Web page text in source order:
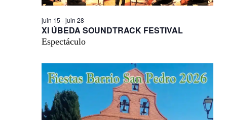
XI ÚBEDA SOUNDTRACK FESTIVAL
juin 15 -juin 28
Espectáculo